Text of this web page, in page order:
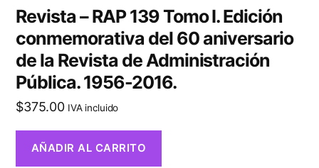
Revista – RAP 139 Tomo I. Edición
conmemorativa del 60 aniversario
de la Revista de Administración
Pública. 1956-2016.
$375.00 IVA incluido
AÑADIR AL CARRITO